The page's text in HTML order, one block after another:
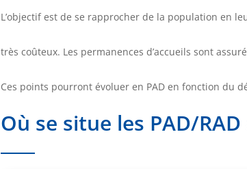
L’objectif est de se rapprocher de la population en
très coûteux. Les permanences d’accueils sont
Ces points pourront évoluer en PAD en fonction du
Où se situe les PAD/